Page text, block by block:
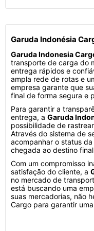
Garuda Indonésia
Garuda Indonesia
transporte de carga do
entrega rápidos e
ampla rede de rotas e
empresa garante que
final de forma segura e
Para garantir a
entrega, a Garuda
possibilidade de
Através do sistema de
acompanhar o status
chegada ao destino
Com um compromisso
satisfação do cliente, a
no mercado de
está buscando uma
suas mercadorias, não
Cargo para garantir